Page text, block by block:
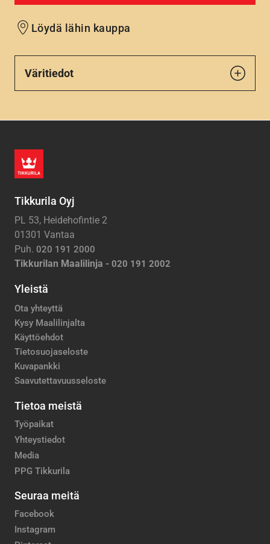
Löydä lähin kauppa
Väritiedot
Tikkurila Oyj
PL 53, Heidehofintie 2
01301 Vantaa
Puh. 020 191 2000
Tikkurilan Maalilinja - 020 191 2002
Yleistä
Ota yhteyttä
Kysy Maalilinjalta
Käyttöehdot
Tietosuojaseloste
Kuvapankki
Saavutettavuusseloste
Tietoa meistä
Työpaikat
Yhteystiedot
Media
PPG Tikkurila
Seuraa meitä
Facebook
Instagram